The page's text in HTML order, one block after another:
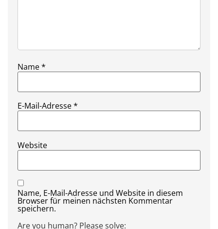
Name*
E-Mail-Adresse*
Website
Name, E-Mail-Adresse und Website in diesem
Browser für meinen nächsten Kommentar
speichern.
Are you human? Please solve: